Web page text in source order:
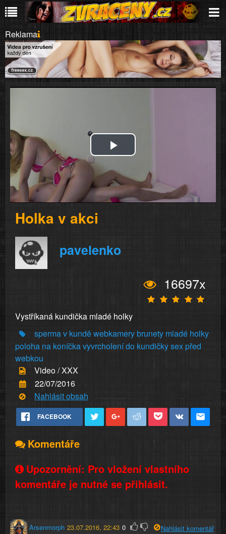
Reklama
Play
Video
Holka v akci
pavelenko
16697x
Vystříkaná kundička mladé holky
sperma v kunděwebkamerybrunety mladé holky
poloha na koníčkavyvrcholení do kundičkysex před
webkou
Video / XXX
22/07/2016
Nahlásit obsah
FACEBOOK
Komentáře
Upozornění: Pro vložení vlastního
komentáře je nutné se přihlásit.
Arsenmorph 23.07.2016, 22:43 0 Nahlásit komentář